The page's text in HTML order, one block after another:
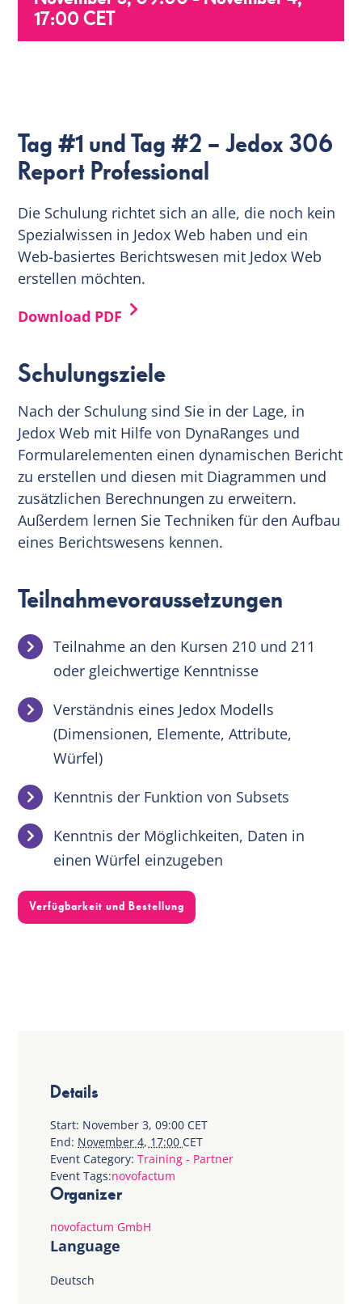
EN
17:00CET
Tag #1 und Tag #2 – Jedox 306
Report Professional
Die Schulung richtet sich an alle, die noch kein
Spezialwissen in Jedox Web haben und ein
Web-basiertes Berichtswesen mit Jedox Web
erstellen möchten.
Download PDF
Schulungsziele
Nach der Schulung sind Sie in der Lage, in
Jedox Web mit Hilfe von DynaRanges und
Formularelementen einen dynamischen Bericht
zu erstellen und diesen mit Diagrammen und
zusätzlichen Berechnungen zu erweitern.
Außerdem lernen Sie Techniken für den Aufbau
eines Berichtswesens kennen.
Teilnahmevoraussetzungen
Teilnahme an den Kursen 210 und 211
oder gleichwertige Kenntnisse
Verständnis eines Jedox Modells
(Dimensionen, Elemente, Attribute,
Würfel)
Kenntnis der Funktion von Subsets
Kenntnis der Möglichkeiten, Daten in
einen Würfel einzugeben
Verfügbarkeit und Bestellung
Details
Start: November 3, 09:00CET
End: November 4, 17:00CET
Event Category: Training - Partner
Event Tags:novofactum
Organizer
novofactum GmbH
Language
Deutsch